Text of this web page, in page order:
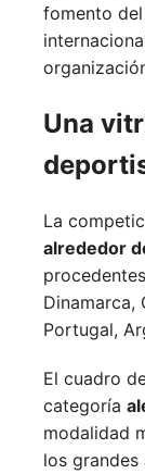
fomento
Una
La
alrededor
Dinamarca,
Portugal,
El cuadro
categoría
modalidad
los